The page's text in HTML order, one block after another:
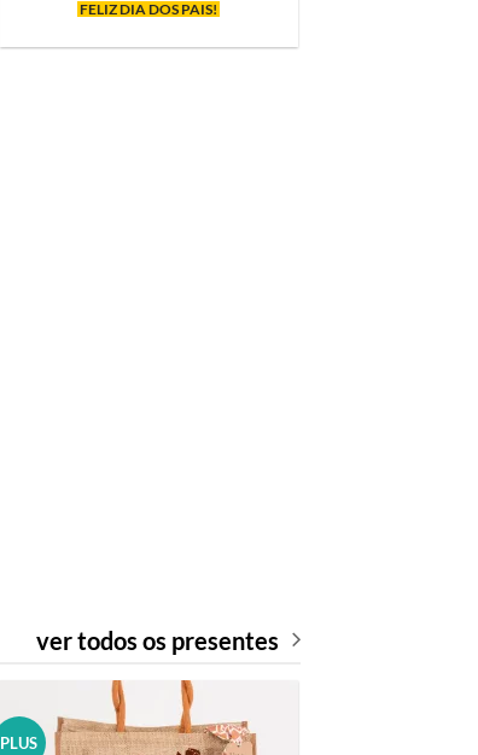
FELIZ DIA DOS PAIS!
ver todos os presentes
PLUS